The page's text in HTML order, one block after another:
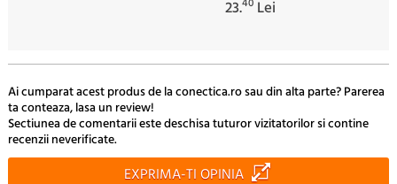
23. Lei
Ai cumparat acest produs de la conectica.ro sau din alta parte? Parerea
ta conteaza, lasa un review!
Sectiunea de comentarii este deschisa tuturor vizitatorilor si contine
recenzii neverificate.
EXPRIMA-TI OPINIA